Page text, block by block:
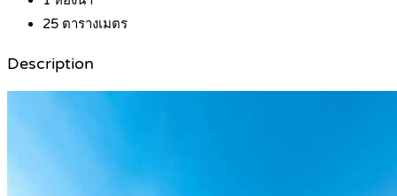
25 ตารางเมตร
Description